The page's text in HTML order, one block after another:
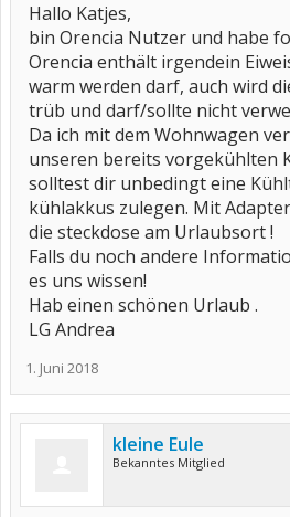
Hallo Katjes,
bin Orencia Nutzer und habe
Orencia enthält irgendein
warm werden darf, auch wird
trüb und darf/sollte nicht
Da ich mit dem Wohnwagen
unseren bereits vorgekühlten
solltest dir unbedingt eine
kühlakkus zulegen. Mit
die steckdose am Urlaubsort !
Falls du noch andere
es uns wissen!
Hab einen schönen Urlaub .
LG Andrea
1. Juni 2018
kleine Eule
Bekanntes Mitglied